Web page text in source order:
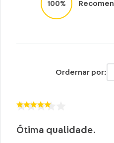
100%
Ordernar por:
Ótima qualidade.